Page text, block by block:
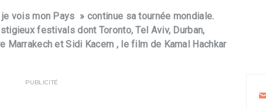
vois mon Pays » continue sa tournée mondiale.
festivals dont Toronto, Tel Aviv, Durban,
Marrakech et Sidi Kacem , le film de Kamal Hachkar
PUBLICITÉ